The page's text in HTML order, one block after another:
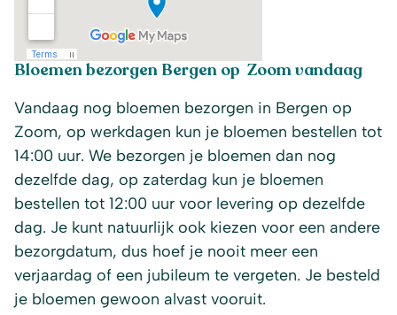
Bloemen bezorgen Bergen op Zoom vandaag
Vandaag nog bloemen bezorgen in Bergen op
Zoom, op werkdagen kun je bloemen bestellen tot
14:00 uur. We bezorgen je bloemen dan nog
dezelfde dag, op zaterdag kun je bloemen
bestellen tot 12:00 uur voor levering op dezelfde
dag. Je kunt natuurlijk ook kiezen voor een andere
bezorgdatum, dus hoef je nooit meer een
verjaardag of een jubileum te vergeten. Je besteld
je bloemen gewoon alvast vooruit.